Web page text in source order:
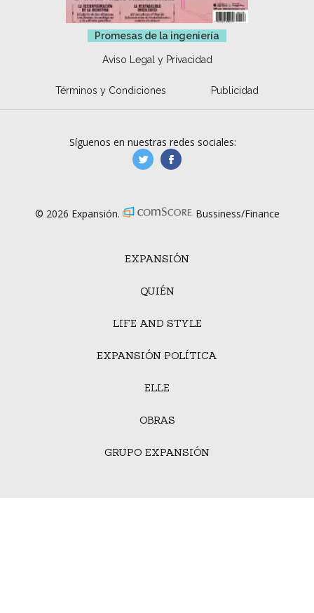
Promesas de la ingeniería
Aviso Legal y Privacidad
Términos y Condiciones Publicidad
EXPANSIÓN
QUIÉN
LIFE AND STYLE
EXPANSIÓN POLÍTICA
ELLE
OBRAS
GRUPO EXPANSIÓN
Síguenos en nuestras redes sociales:
manufacturaGE
© 2026 Expansión. Bussiness/Finance